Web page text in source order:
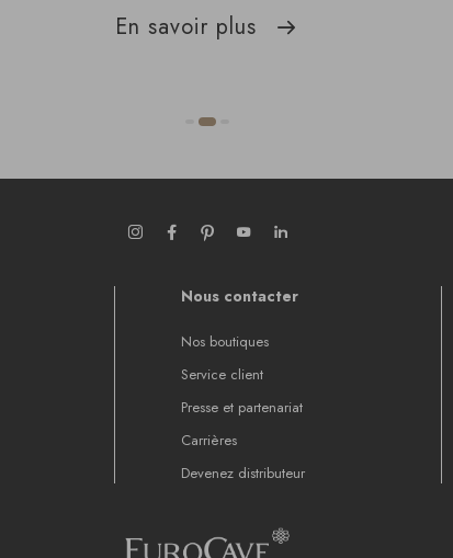
En savoir plus
Nous contacter
Nos boutiques
Service client
Presse et partenariat
Carrières
Devenez distributeur